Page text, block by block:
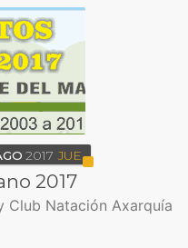
2017 JUE
2017
Club Natación Axarquía